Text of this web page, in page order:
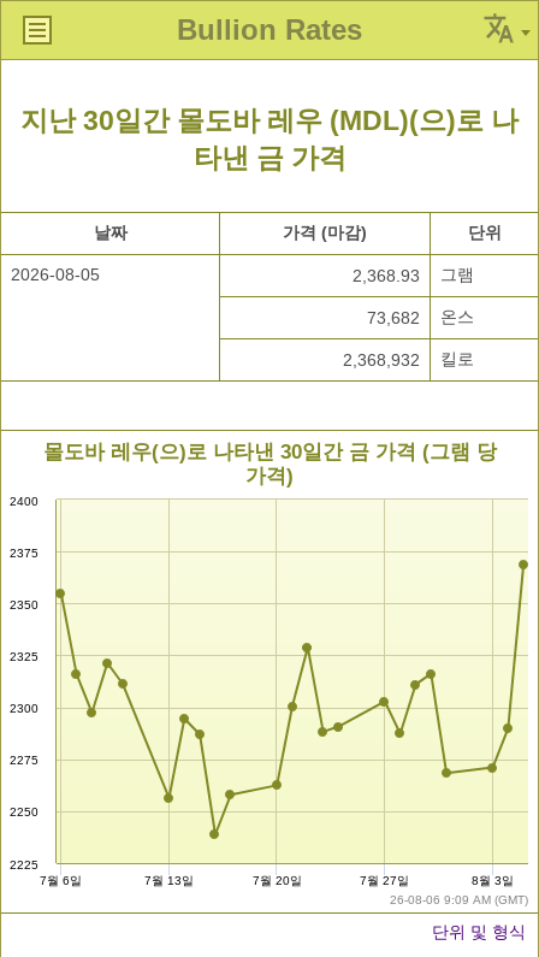
Bullion Rates
지난 30일간 몰도바 레우 (MDL)(으)로 나
타낸 금 가격
날짜 가격 (마감) 단위
2026-08-05 2,368.93 그램
73,682 온스
2,368,932 킬로
26-08-06 9:09 AM (GMT)
몰도바 레우(으)로 나타낸 30일간 금 가격 (그램 당
가격)
2225
2250
2275
2300
2325
2350
2375
2400
7월 6일 7월 13일 7월 20일 7월 27일 8월 3일
단위 및 형식